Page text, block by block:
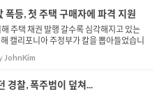
폭등, 첫 주택 구매자에 파격 지원
위해 주택 채권 발행 갈수록 심각해지고 있는
캘리포니아 주정부가 칼을 뽑아들었습니
주의회는 ‘2026년 퇴역 군인 및 저렴한 주
...
JohnKim
경찰, 폭주범이 덮쳐...